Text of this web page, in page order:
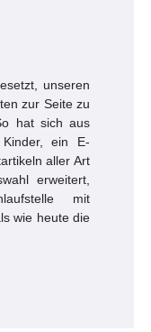
unseren
zur Seite zu
hat sich aus
ein E-
aller Art
erweitert,
mit
wie heute die